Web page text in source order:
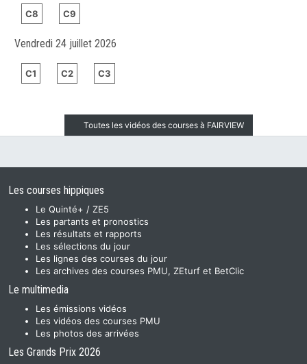
C8 C9
Vendredi 24 juillet 2026
C1 C2 C3
Toutes les vidéos des courses à FAIRVIEW
Les courses hippiques
Le Quinté+ / ZE5
Les partants et pronostics
Les résultats et rapports
Les sélections du jour
Les lignes des courses du jour
Les archives des courses PMU, ZEturf et BetClic
Le multimedia
Les émissions vidéos
Les vidéos des courses PMU
Les photos des arrivées
Les Grands Prix 2026